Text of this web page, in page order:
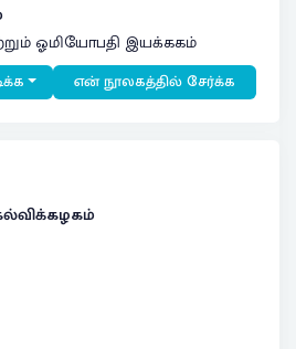
ஓமியோபதி இயக்ககம்
என் நூலகத்தில் சேர்க்க